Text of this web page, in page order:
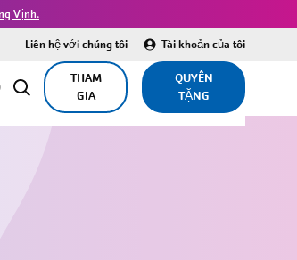
Vịnh.
THAM
GIA
QUYÊN
TẶNG
Liên hệ với chúng tôi Tài khoản của tôi